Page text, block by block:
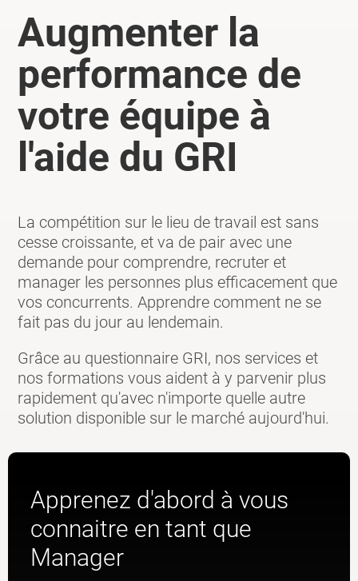
Augmenter la
performance de
votre équipe à
l'aide du GRI
La compétition sur le lieu de travail est sans
cesse croissante, et va de pair avec une
demande pour comprendre, recruter et
manager les personnes plus efficacement que
vos concurrents. Apprendre comment ne se
fait pas du jour au lendemain.
Grâce au questionnaire GRI, nos services et
nos formations vous aident à y parvenir plus
rapidement qu'avec n'importe quelle autre
solution disponible sur le marché aujourd'hui.
Apprenez d'abord à vous
connaitre en tant que
Manager